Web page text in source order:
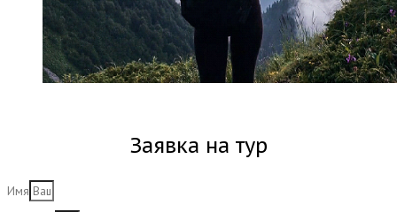
Заявка на тур
Имя